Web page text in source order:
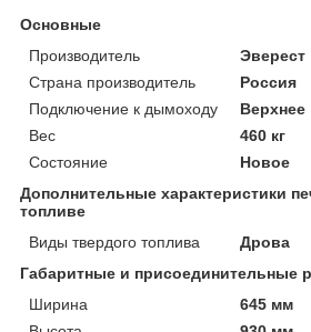
Основные
Производитель
Эверест
Страна производитель
Россия
Подключение к дымоходу
Верхнее
Вес
460 кг
Состояние
Новое
Дополнительные характеристики
топливе
Виды твердого топлива
Дрова
Габаритные и присоединительные
Ширина
645 мм